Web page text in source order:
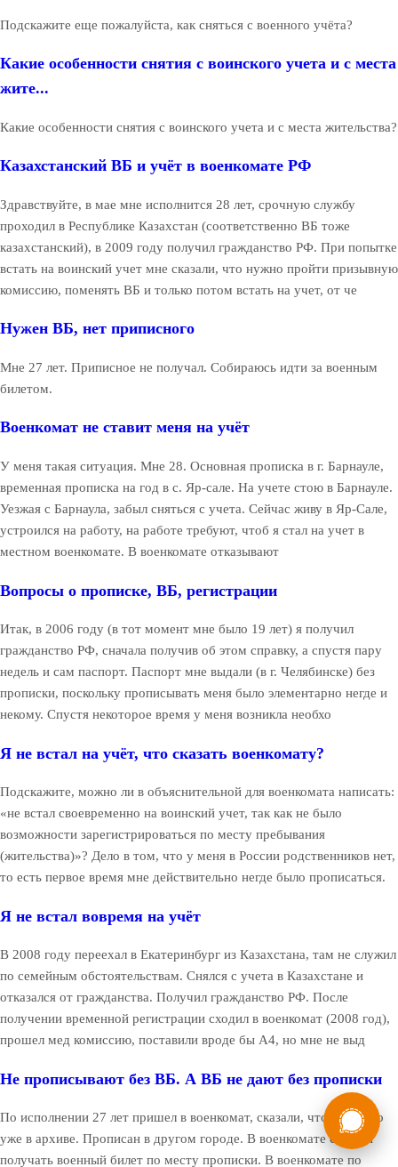
Подскажите еще пожалуйста, как сняться с военного учёта?
Какие особенности снятия с воинского учета и с места
жите...
Какие особенности снятия с воинского учета и с места жительства?
Казахстанский ВБ и учёт в военкомате РФ
Здравствуйте, в мае мне исполнится 28 лет, срочную службу
проходил в Республике Казахстан (соответственно ВБ тоже
казахстанский), в 2009 году получил гражданство РФ. При попытке
встать на воинский учет мне сказали, что нужно пройти призывную
комиссию, поменять ВБ и только потом встать на учет, от че
Нужен ВБ, нет приписного
Мне 27 лет. Приписное не получал. Собираюсь идти за военным
билетом.
Военкомат не ставит меня на учёт
У меня такая ситуация. Мне 28. Основная прописка в г. Барнауле,
временная прописка на год в с. Яр-сале. На учете стою в Барнауле.
Уезжая с Барнаула, забыл сняться с учета. Сейчас живу в Яр-Сале,
устроился на работу, на работе требуют, чтоб я стал на учет в
местном военкомате. В военкомате отказывают
Вопросы о прописке, ВБ, регистрации
Итак, в 2006 году (в тот момент мне было 19 лет) я получил
гражданство РФ, сначала получив об этом справку, а спустя пару
недель и сам паспорт. Паспорт мне выдали (в г. Челябинске) без
прописки, поскольку прописывать меня было элементарно негде и
некому. Спустя некоторое время у меня возникла необхо
Я не встал на учёт, что сказать военкомату?
Подскажите, можно ли в объяснительной для военкомата написать:
«не встал своевременно на воинский учет, так как не было
возможности зарегистрироваться по месту пребывания
(жительства)»? Дело в том, что у меня в России родственников нет,
то есть первое время мне действительно негде было прописаться.
Я не встал вовремя на учёт
В 2008 году переехал в Екатеринбург из Казахстана, там не служил
по семейным обстоятельствам. Снялся с учета в Казахстане и
отказался от гражданства. Получил гражданство РФ. После
получении временной регистрации сходил в военкомат (2008 год),
прошел мед комиссию, поставили вроде бы А4, но мне не выд
Не прописывают без ВБ. А ВБ не дают без прописки
По исполнении 27 лет пришел в военкомат, сказали, что мое дело
уже в архиве. Прописан в другом городе. В военкомате сказали
получать военный билет по месту прописки. В военкомате по
Бесплатная
консультация
8 (800) 775-35-89